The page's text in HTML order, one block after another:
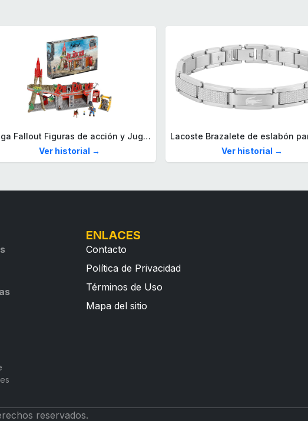
Mega Fallout Figuras de acción y Juguetes de construcción, Parada de Camiones Red Rocket con 824 Piezas, 2 Personajes articulados y Accesorios, para coleccionistas, HXT00
Ver historial →
Ver historial →
ENLACES
Contacto
Política de Privacidad
Términos de Uso
Mapa del sitio
reservados.